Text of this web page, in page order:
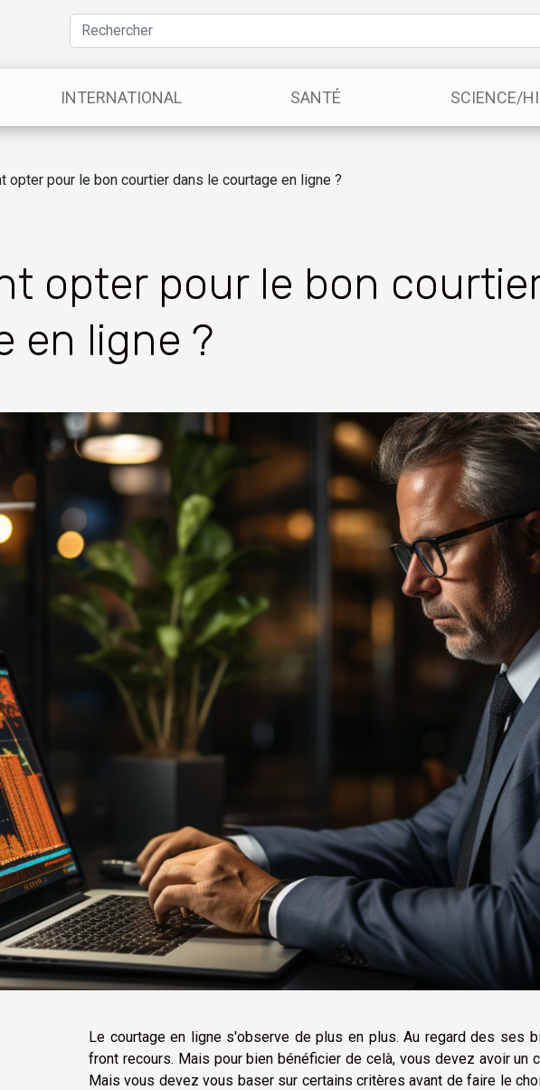
INTERNATIONAL SANTÉ SCIENCE/
opter pour le bon courtier dans le courtage en ligne ?
opter pour le bon
en ligne ?
Le courtage en ligne s'observe de plus en plus. Au regard des ses
front recours. Mais pour bien bénéficier de celà, vous devez avoir un
Mais vous devez vous baser sur certains critères avant de faire le